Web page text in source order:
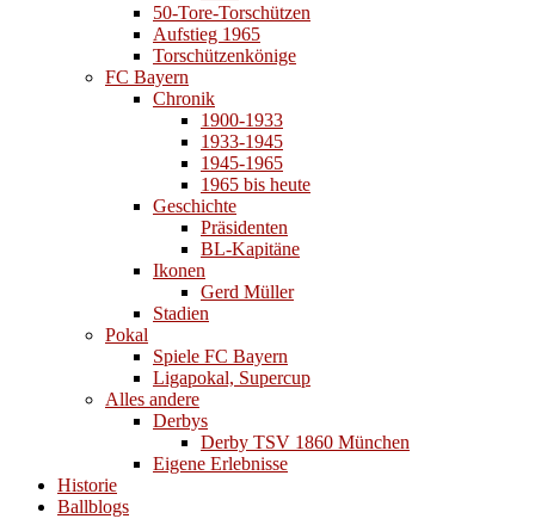
50-Tore-Torschützen
Aufstieg 1965
Torschützenkönige
FC Bayern
Chronik
1900-1933
1933-1945
1945-1965
1965 bis heute
Geschichte
Präsidenten
BL-Kapitäne
Ikonen
Gerd Müller
Stadien
Pokal
Spiele FC Bayern
Ligapokal, Supercup
Alles andere
Derbys
Derby TSV 1860 München
Eigene Erlebnisse
Historie
Ballblogs